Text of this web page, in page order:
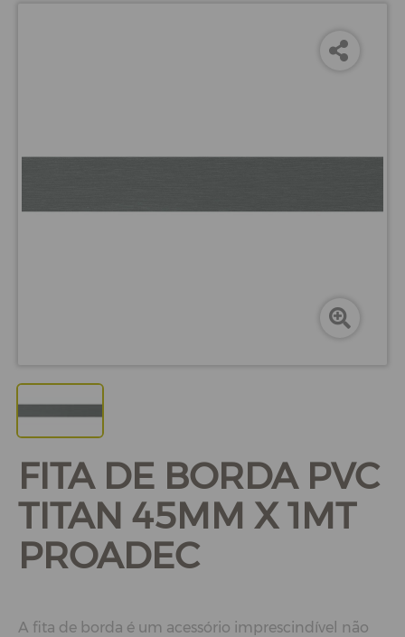
FITA DE BORDA PVC
TITAN 45MM X 1MT
PROADEC
A fita de borda é um acessório imprescindível não